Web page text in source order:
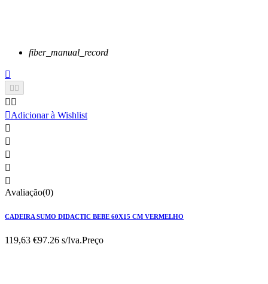
fiber_manual_record

 
 
Adicionar à Wishlist





Avaliação(0)
CADEIRA SUMO DIDACTIC BEBE 60X15 CM VERMELHO
119,63 €97.26 s/Iva.Preço